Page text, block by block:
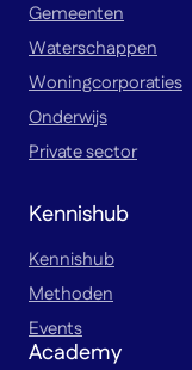
Gemeenten
Waterschappen
Woningcorporaties
Onderwijs
Private sector
Kennishub
Kennishub
Methoden
Events
Academy